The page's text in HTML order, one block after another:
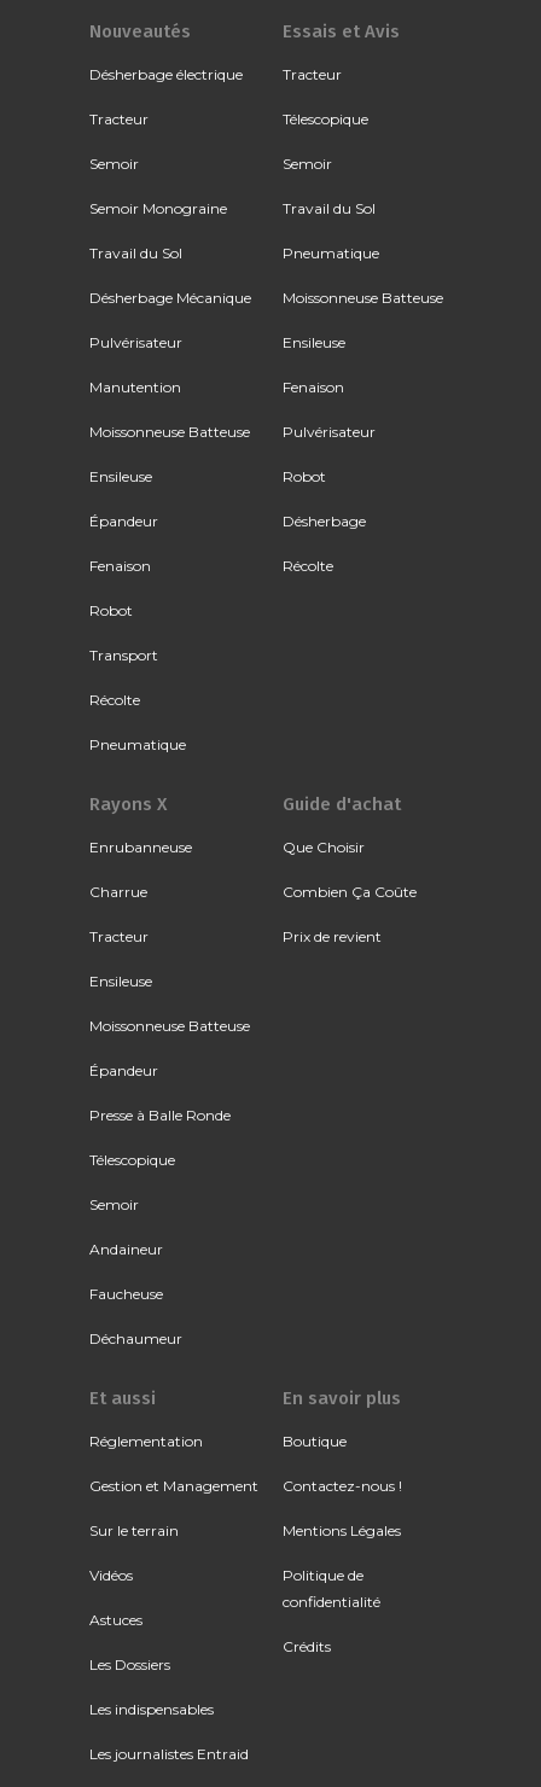
Nouveautés
Désherbage électrique
Tracteur
Semoir
Semoir Monograine
Travail du Sol
Désherbage Mécanique
Pulvérisateur
Manutention
Moissonneuse Batteuse
Ensileuse
Épandeur
Fenaison
Robot
Transport
Récolte
Pneumatique
Essais et Avis
Tracteur
Télescopique
Semoir
Travail du Sol
Pneumatique
Moissonneuse Batteuse
Ensileuse
Fenaison
Pulvérisateur
Robot
Désherbage
Récolte
Rayons X
Enrubanneuse
Charrue
Tracteur
Ensileuse
Moissonneuse Batteuse
Épandeur
Presse à Balle Ronde
Télescopique
Semoir
Andaineur
Faucheuse
Déchaumeur
Guide d'achat
Que Choisir
Combien Ça Coûte
Prix de revient
Et aussi
Réglementation
Gestion et Management
Sur le terrain
Vidéos
Astuces
Les Dossiers
Les indispensables
Les journalistes Entraid
En savoir plus
Boutique
Contactez-nous !
Mentions Légales
Politique de
confidentialité
Crédits